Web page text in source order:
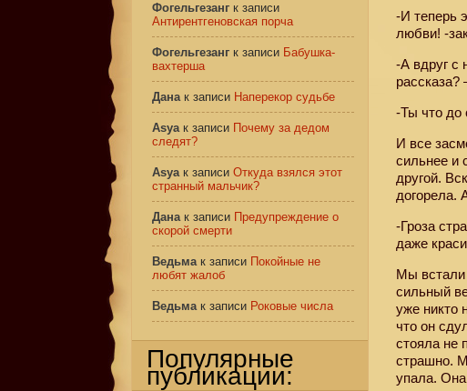
-И теперь
любви! -
-А вдруг с
-Ты что до
И все
сильнее и
другой.
догорела.
-Гроза
даже
Мы встали
сильный
уже никто
что он
стояла не
страшно.
упала.
Фогельгезанг к записи
Антирентгеновская порча
Фогельгезанг к записи Бабушка-
вахтерша
Данак записи Наперекор судьбе
Asyaк записи Почему за дедом
следят?
Asyaк записи Откуда взялся этот
странный мальчик?
Данак записи Предупреждение о
скорой смерти
Ведьмак записи Покойные не
любят жалоб
Ведьмак записи Роковые числа
Популярные
публикации: